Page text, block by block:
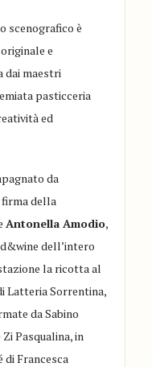
scenografico è
e
dai maestri
pasticceria
ed
da
della
Antonella Amodio,
dell’intero
la ricotta al
Latteria Sorrentina,
daSabino
Pasqualina, in
diFrancesca